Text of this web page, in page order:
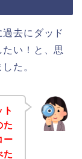
去にダッド
い！と、思
た。
た
ー
た